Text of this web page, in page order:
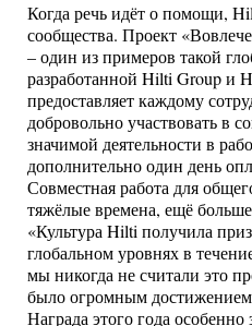
Когда речь идёт о помощи,
сообщества. Проект
– один из примеров такой
разработанной Hilti Group и
предоставляет каждому
добровольно участвовать в
значимой деятельности в
дополнительно один день
Совместная работа для
тяжёлые времена, ещё
«Культура Hilti получила
глобальном уровнях в
мы никогда не считали это
было огромным
Награда этого года особенно